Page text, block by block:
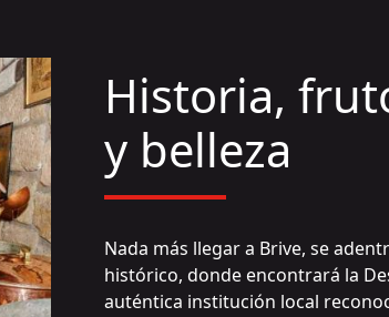
Historia,
y belleza
Nada más llegar a Brive, se
histórico, donde encontrará la
auténtica institución local